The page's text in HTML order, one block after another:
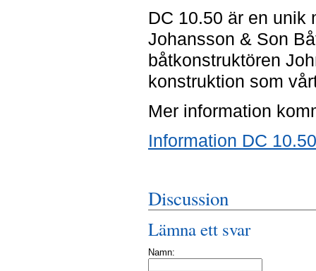
DC 10.50 är en unik
Johansson & Son
båtkonstruktören
konstruktion som
Mer information
Information DC 10.50
Discussion
Lämna ett svar
Namn: